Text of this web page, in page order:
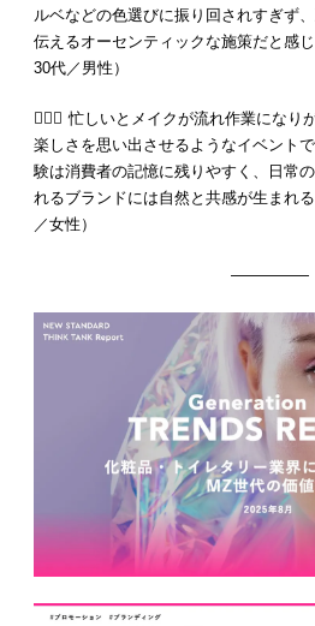
ルベなどの色選びに振り回されすぎず
伝えるオーセンティックな施策だと感
30代／男性）
💁🏻‍♀️ 忙しいとメイクが流れ作業になり
楽しさを思い出させるようなイベント
験は消費者の記憶に残りやすく、日常
れるブランドには自然と共感が生まれ
／女性）
—————